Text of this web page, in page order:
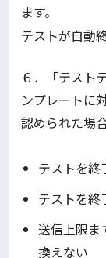
ます。
テストが自動
６．「テスト
ンプレートに
認められた場
テストを終
テストを終
送信上限ま
換えない